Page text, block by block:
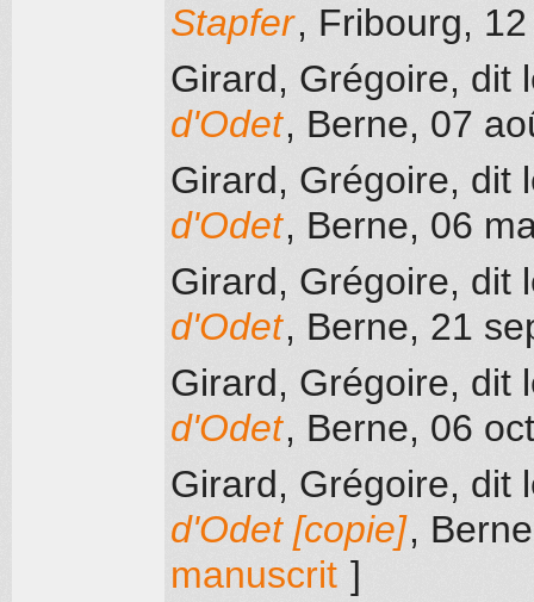
Stapfer, Fribourg,
Girard, Grégoire, dit
d'Odet, Berne, 07
Girard, Grégoire, dit
d'Odet, Berne, 06
Girard, Grégoire, dit
d'Odet, Berne, 21
Girard, Grégoire, dit
d'Odet, Berne, 06
Girard, Grégoire, dit
d'Odet [copie], Berne
manuscrit ]